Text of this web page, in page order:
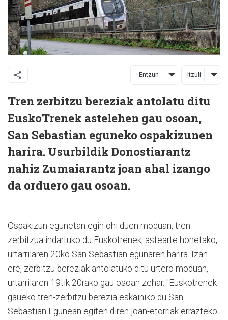
Entzun Itzuli
Tren zerbitzu bereziak antolatu ditu
EuskoTrenek astelehen gau osoan,
San Sebastian eguneko ospakizunen
harira. Usurbildik Donostiarantz
nahiz Zumaiarantz joan ahal izango
da orduero gau osoan.
Ospakizun egunetan egin ohi duen moduan, tren
zerbitzua indartuko du Euskotrenek, astearte honetako,
urtarrilaren 20ko San Sebastian egunaren harira. Izan
ere, zerbitzu bereziak antolatuko ditu urtero moduan,
urtarrilaren 19tik 20rako gau osoan zehar. "Euskotrenek
gaueko tren-zerbitzu berezia eskainiko du San
Sebastian Egunean egiten diren joan-etorriak errazteko.